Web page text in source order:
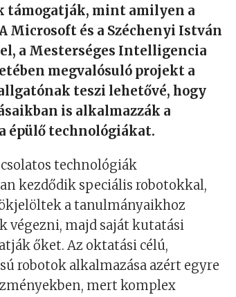
támogatják, mint amilyen a
Microsoft és a Széchenyi István
a Mesterséges Intelligencia
megvalósuló projekt a
teszi lehetővé, hogy
is alkalmazzák a
épülő technológiákat.
technológiák
kezdődik speciális robotokkal,
a tanulmányaikhoz
végezni, majd saját kutatási
őket. Az oktatási célú,
robotok alkalmazása azért egyre
mert komplex